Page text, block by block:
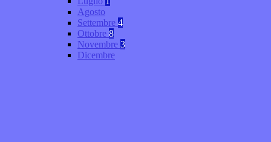
Agosto
Settembre 4
Ottobre 8
Novembre 3
Dicembre